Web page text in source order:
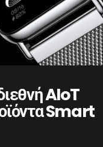
AIoT
Smart